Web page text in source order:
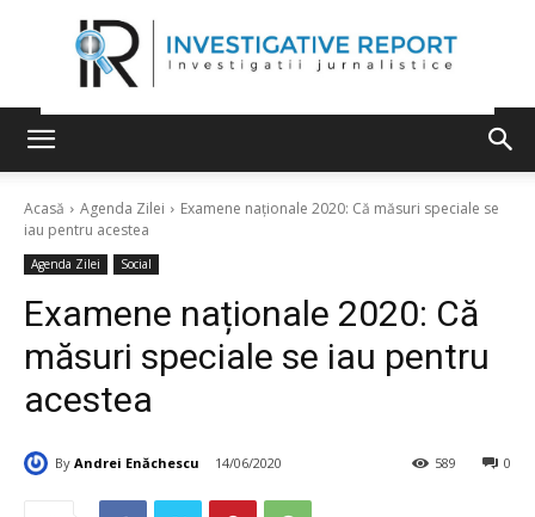
Acasă Agenda Zilei
Examene naționale 2020: Că măsuri speciale se
iau pentru acestea
Agenda Zilei Social
Examene naționale 2020: Că
măsuri speciale se iau pentru
acestea
By Andrei Enăchescu 14/06/2020 0
589